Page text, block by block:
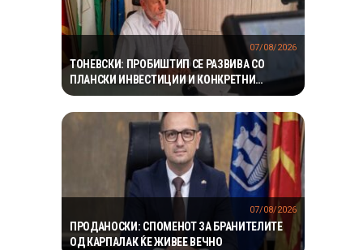
ТОНЕВСКИ: ПРОБИШТИП СЕ РАЗВИВА СО
ПЛАНСКИ ИНВЕСТИЦИИ И КОНКРЕТНИ
ПРОЕКТИ
07/08/2026
ПРОДАНОСКИ: СПОМЕНОТ ЗА БРАНИТЕЛИТЕ
ОД КАРПАЛАК ЌЕ ЖИВЕЕ ВЕЧНО
07/08/2026